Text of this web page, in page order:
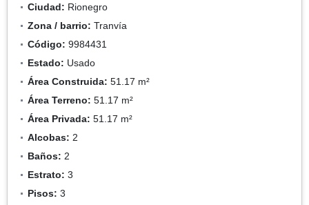
Ciudad: Rionegro
Zona / barrio: Tranvía
Código: 9984431
Estado: Usado
Área Construida: 51.17 m²
Área Terreno: 51.17 m²
Área Privada: 51.17 m²
Alcobas: 2
Baños: 2
Estrato: 3
Pisos: 3